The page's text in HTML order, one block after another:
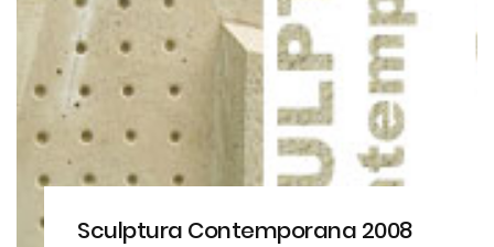
Sculptura Contemporana 2008